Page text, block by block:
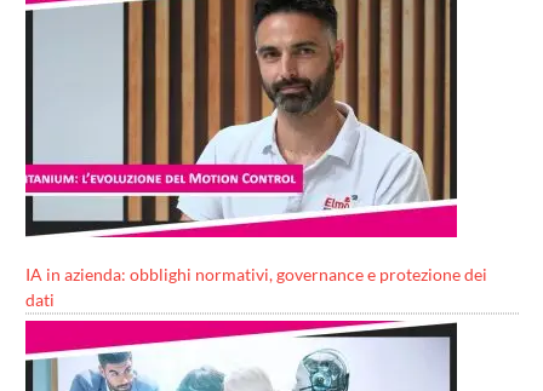
IA in azienda: obblighi normativi, governance e protezione dei
dati